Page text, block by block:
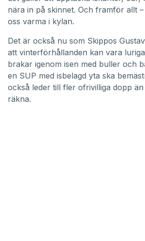
nära in på skinnet. Och framför allt
oss varma i kylan.
Det är också nu som Skippos
att vinterförhållanden kan vara
brakar igenom isen med buller och
en SUP med isbelagd yta ska
också leder till fler ofrivilliga dopp
räkna.